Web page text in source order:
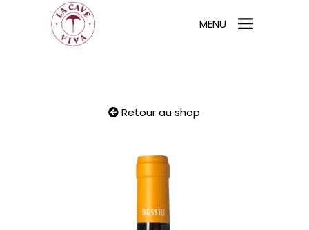
MENU
Retour au shop